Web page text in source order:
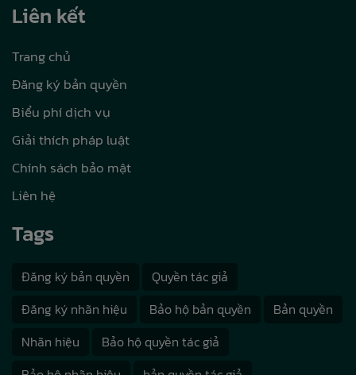
Liên kết
Trang chủ
Đăng ký bản quyền
Biểu phí dịch vụ
Giải thích pháp luật
Chính sách bảo mật
Liên hệ
Tags
Đăng ký bản quyền
Quyền tác giả
Đăng ký nhãn hiệu
Bảo hộ bản quyền
Bản quyền
Nhãn hiệu
Bảo hộ quyền tác giả